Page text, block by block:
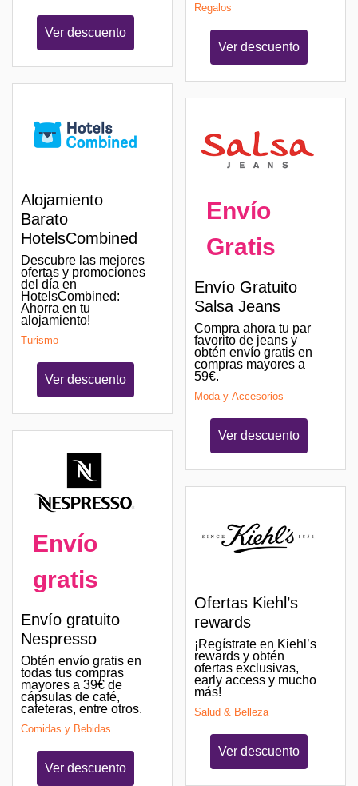
Ver descuento
Alojamiento
Barato
HotelsCombined
Descubre las mejores
ofertas y promociones
del día en
HotelsCombined:
Ahorra en tu
alojamiento!
Turismo
Ver descuento
Envío
gratis
Envío gratuito
Nespresso
Obtén envío gratis en
todas tus compras
mayores a 39€ de
cápsulas de café,
cafeteras, entre otros.
Comidas y Bebidas
Ver descuento
Regalos
Ver descuento
Envío
Gratis
Envío Gratuito
Salsa Jeans
Compra ahora tu par
favorito de jeans y
obtén envío gratis en
compras mayores a
59€.
Moda y Accesorios
Ver descuento
Ofertas Kiehl’s
rewards
¡Regístrate en Kiehl’s
rewards y obtén
ofertas exclusivas,
early access y mucho
más!
Salud & Belleza
Ver descuento